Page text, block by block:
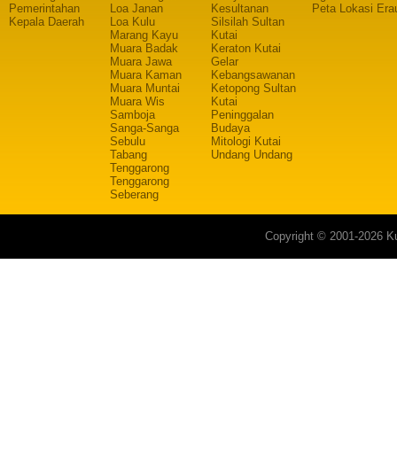
Pemerintahan
Kepala Daerah
Loa Janan
Loa Kulu
Marang Kayu
Muara Badak
Muara Jawa
Muara Kaman
Muara Muntai
Muara Wis
Samboja
Sanga-Sanga
Sebulu
Tabang
Tenggarong
Tenggarong
Seberang
Kesultanan
Silsilah Sultan
Kutai
Keraton Kutai
Gelar
Kebangsawanan
Ketopong Sultan
Kutai
Peninggalan
Budaya
Mitologi Kutai
Undang Undang
Peta Lokasi
Copyright © 2001-2026